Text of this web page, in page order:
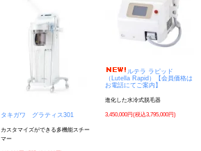
タキガワ グラティス301
カスタマイズができる多機能スチー
マー
ルテラ ラピッド
（Lutella Rapid）【会員価格は
お電話にてご案内】
進化した水冷式脱毛器
3,450,000円(税込3,795,000円)